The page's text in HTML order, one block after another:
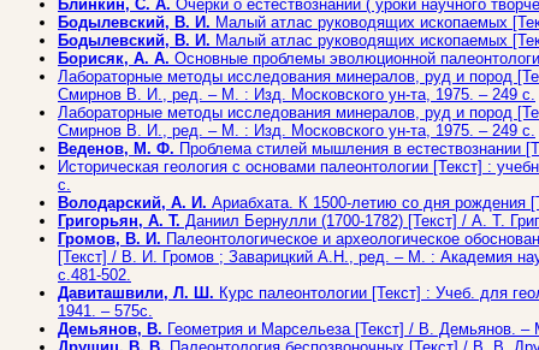
Блинкин, С. А. Очерки о естествознании ( уроки научного
Бодылевский, В. И. Малый атлас руководящих ископаемых
Бодылевский, В. И. Малый атлас руководящих ископаемых
Борисяк, А. А. Основные проблемы эволюционной
Лабораторные методы исследования минералов, руд и пород
Смирнов В. И., ред. – М. : Изд. Московского ун-та, 1975. – 249 с.
Лабораторные методы исследования минералов, руд и пород
Смирнов В. И., ред. – М. : Изд. Московского ун-та, 1975. – 249 с.
Веденов, М. Ф. Проблема стилей мышления в
Историческая геология с основами палеонтологии [Текст] :
с.
Володарский, А. И. Ариабхата. К 1500-летию со дня рождения
Григорьян, А. Т. Даниил Бернулли (1700-1782) [Текст] / А. Т.
Громов, В. И. Палеонтологическое и археологическое
[Текст] / В. И. Громов ; Заварицкий А.Н., ред. – М. : Академия
с.481-502.
Давиташвили, Л. Ш. Курс палеонтологии [Текст] : Учеб. для
1941. – 575с.
Демьянов, В. Геометрия и Марсельеза [Текст] / В. Демьянов.